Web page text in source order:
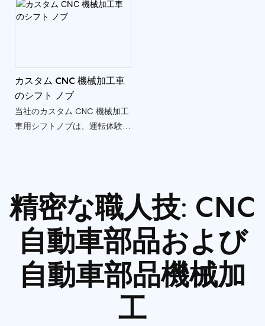
います。 CNC 加工プロセスに
より一貫した寸法精度が保証さ
レスな統合が保証されます。
カスタム CNC 機械加工車
のシフト ノブ
当社のカスタム CNC 機械加工
車用シフトノブは、運転体験を
は、機能性、スタイル、カスタ
マイズ性を完璧に組み合わせて
います。
精密な職人技: CNC
自動車部品および
自動車部品機械加
工